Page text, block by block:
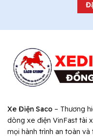
Xe Điện Saco – Thương
dòng xe điện VinFast tài
mọi hành trình an toàn và